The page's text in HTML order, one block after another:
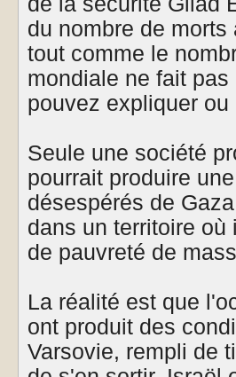
du nombre de
tout comme le
mondiale ne fait
pouvez expliquer ou
Seule une société
pourrait produire
désespérés de
dans un territoire
de pauvreté de
La réalité est que
ont produit des
Varsovie, rempli de